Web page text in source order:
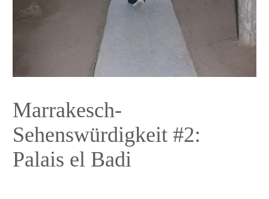
Marrakesch-
Sehenswürdigkeit #2:
Palais el Badi